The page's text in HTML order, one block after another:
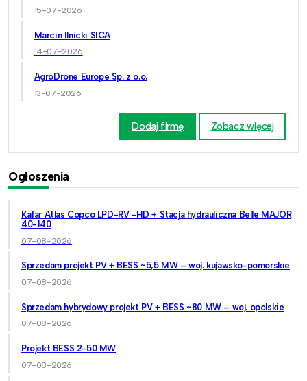
15-07-2026
Marcin Ilnicki SICA
14-07-2026
AgroDrone Europe Sp. z o.o.
13-07-2026
Dodaj firmę Zobacz więcej
Ogłoszenia
Kafar Atlas Copco LPD-RV -HD + Stacja hydrauliczna Belle MAJOR
40-140
07-08-2026
Sprzedam projekt PV + BESS ~5,5 MW – woj. kujawsko-pomorskie
07-08-2026
Sprzedam hybrydowy projekt PV + BESS ~80 MW – woj. opolskie
07-08-2026
Projekt BESS 2-50 MW
07-08-2026